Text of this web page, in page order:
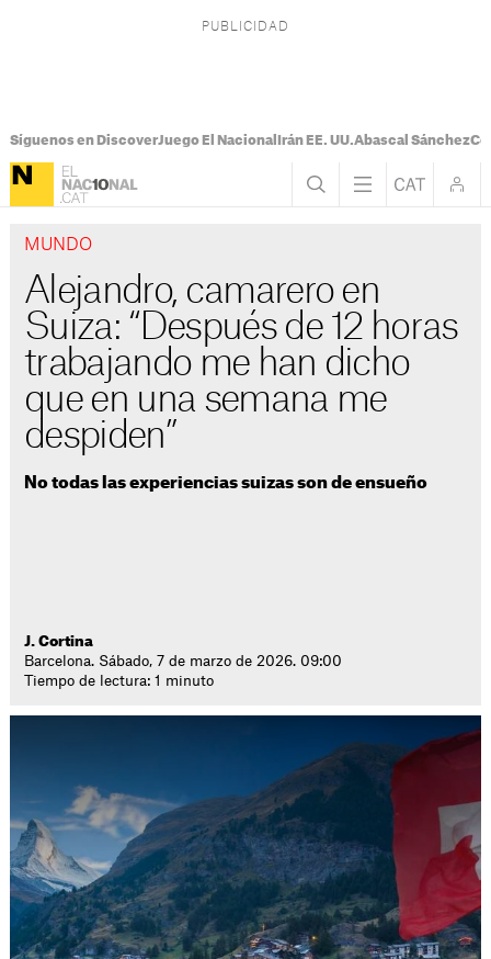
Síguenos en DiscoverJuego El Nacional Irán EE. UU.Abascal Sánchez
MUNDO
Alejandro, camarero en
Suiza: “Después de 12 horas
trabajando me han dicho
que en una semana me
despiden”
No todas las experiencias suizas son de ensueño
J. Cortina
Barcelona. Sábado, 7 de marzo de 2026. 09:00
Tiempo de lectura: 1 minuto